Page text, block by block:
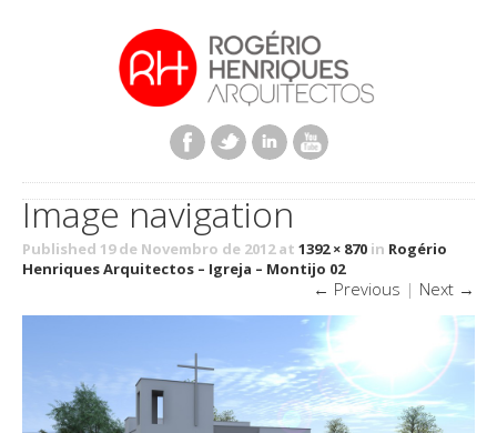
Image navigation
Published 19 de Novembro de 2012 at 1392 × 870 in Rogério
Henriques Arquitectos – Igreja – Montijo 02
← Previous | Next →